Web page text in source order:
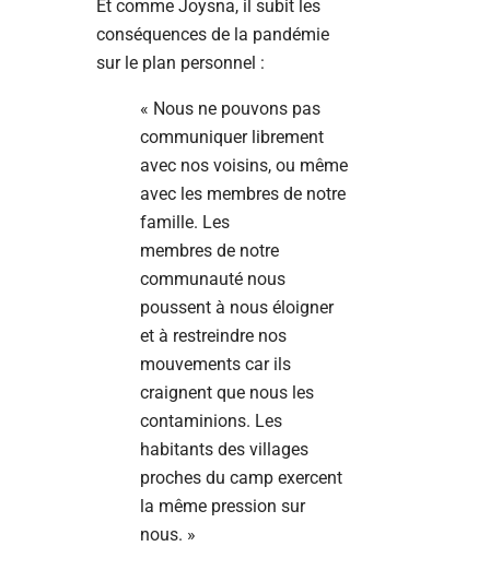
Et comme Joysna, il subit les
conséquences de la pandémie
sur le plan personnel :
« Nous ne pouvons pas
communiquer librement
avec nos voisins, ou même
avec les membres de notre
famille. Les
membres de notre
communauté nous
poussent à nous éloigner
et à restreindre nos
mouvements car ils
craignent que nous les
contaminions. Les
habitants des villages
proches du camp exercent
la même pression sur
nous. »